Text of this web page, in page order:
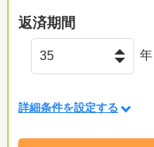
返済期間
年
詳細条件を設定する